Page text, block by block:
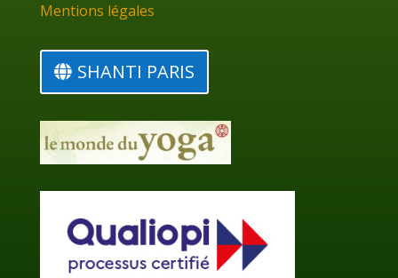
Mentions légales
SHANTI PARIS